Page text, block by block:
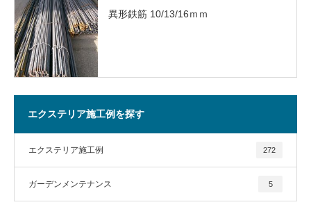
異形鉄筋 10/13/16ｍｍ
エクステリア施工例を探す
エクステリア施工例 272
ガーデンメンテナンス 5